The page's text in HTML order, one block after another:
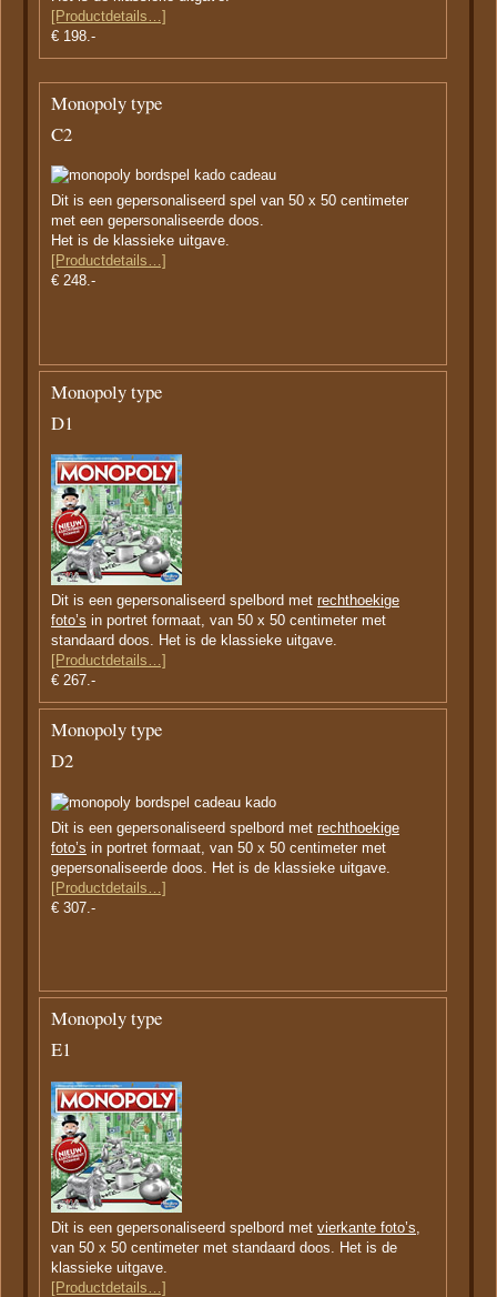
[Productdetails…]
€ 198.-
Monopoly type
C2
Dit is een gepersonaliseerd spel van 50 x 50 centimeter
met een gepersonaliseerde doos.
Het is de klassieke uitgave.
[Productdetails…]
€ 248.-
Monopoly type
D1
Dit is een gepersonaliseerd spelbord met rechthoekige
foto’s in portret formaat, van 50 x 50 centimeter met
standaard doos. Het is de klassieke uitgave.
[Productdetails…]
€ 267.-
Monopoly type
D2
Dit is een gepersonaliseerd spelbord met rechthoekige
foto’s in portret formaat, van 50 x 50 centimeter met
gepersonaliseerde doos. Het is de klassieke uitgave.
[Productdetails…]
€ 307.-
Monopoly type
E1
Dit is een gepersonaliseerd spelbord met vierkante foto’s,
van 50 x 50 centimeter met standaard doos. Het is de
klassieke uitgave.
[Productdetails…]